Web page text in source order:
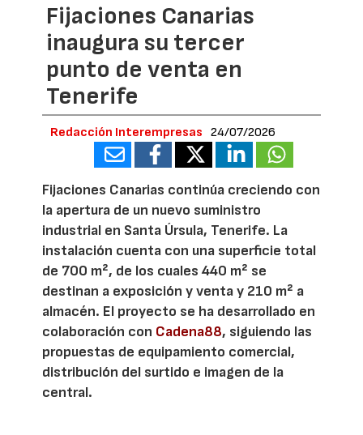
Fijaciones Canarias
inaugura su tercer
punto de venta en
Tenerife
Redacción Interempresas 24/07/2026
Fijaciones Canarias continúa creciendo con
la apertura de un nuevo suministro
industrial en Santa Úrsula, Tenerife. La
instalación cuenta con una superficie total
de 700 m², de los cuales 440 m² se
destinan a exposición y venta y 210 m² a
almacén. El proyecto se ha desarrollado en
colaboración con Cadena88, siguiendo las
propuestas de equipamiento comercial,
distribución del surtido e imagen de la
central.